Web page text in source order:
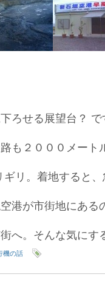
ろせる展望台？
も２０００メート
ギリ。着地すると
港が市街地にある
へ。そんな気にす
機の話